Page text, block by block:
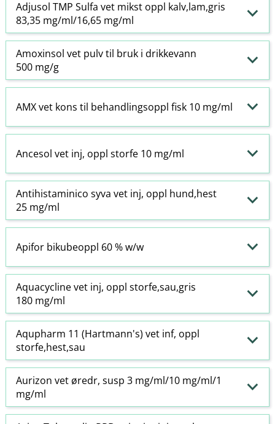
Adjusol TMP Sulfa vet mikst oppl kalv,lam,gris
83,35 mg/ml/16,65 mg/ml
Amoxinsol vet pulv til bruk i drikkevann
500 mg/g
AMX vet kons til behandlingsoppl fisk 10 mg/ml
Ancesol vet inj, oppl storfe 10 mg/ml
Antihistaminico syva vet inj, oppl hund,hest
25 mg/ml
Apifor bikubeoppl 60 % w​/​w
Aquacycline vet inj, oppl storfe,sau,gris
180 mg/ml
Aqupharm 11 (Hartmann's) vet inf, oppl
storfe,hest,sau
Aurizon vet øredr, susp 3 mg/ml/10 mg/ml/1
mg/ml